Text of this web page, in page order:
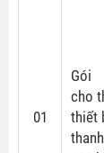
01
Gói
cho
thiết